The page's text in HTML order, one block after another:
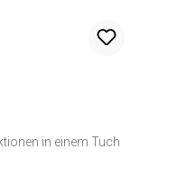
in einem Tuch